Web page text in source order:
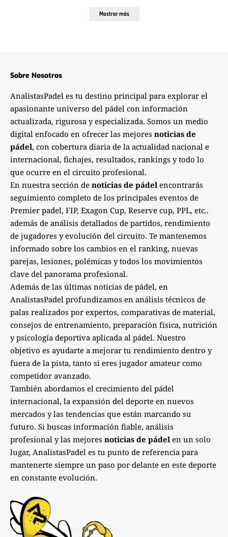
Mostrar más
Sobre Nosotros
AnalistasPadel es tu destino principal para explorar el
apasionante universo del pádel con información
actualizada, rigurosa y especializada. Somos un medio
digital enfocado en ofrecer las mejores noticias de
pádel, con cobertura diaria de la actualidad nacional e
internacional, fichajes, resultados, rankings y todo lo
que ocurre en el circuito profesional.
En nuestra sección de noticias de pádel encontrarás
seguimiento completo de los principales eventos de
Premier padel, FIP, Exagon Cup, Reserve cup, PPL, etc..
además de análisis detallados de partidos, rendimiento
de jugadores y evolución del circuito. Te mantenemos
informado sobre los cambios en el ranking, nuevas
parejas, lesiones, polémicas y todos los movimientos
clave del panorama profesional.
Además de las últimas noticias de pádel, en
AnalistasPadel profundizamos en análisis técnicos de
palas realizados por expertos, comparativas de material,
consejos de entrenamiento, preparación física, nutrición
y psicología deportiva aplicada al pádel. Nuestro
objetivo es ayudarte a mejorar tu rendimiento dentro y
fuera de la pista, tanto si eres jugador amateur como
competidor avanzado.
También abordamos el crecimiento del pádel
internacional, la expansión del deporte en nuevos
mercados y las tendencias que están marcando su
futuro. Si buscas información fiable, análisis
profesional y las mejores noticias de pádel en un solo
lugar, AnalistasPadel es tu punto de referencia para
mantenerte siempre un paso por delante en este deporte
en constante evolución.